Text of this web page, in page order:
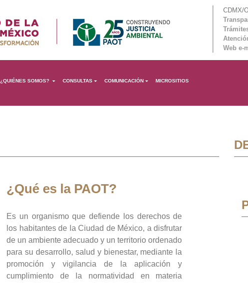
CDMX/
Web e-
¿QUIÉNES SOMOS? CONSULTAS COMUNICACIÓN MICROSITIOS
¿Qué es la PAOT?
Es un organismo que defiende los derechos de
los habitantes de la Ciudad de México, a disfrutar
de un ambiente adecuado y un territorio ordenado
para su desarrollo, salud y bienestar, mediante la
promoción y vigilancia de la aplicación y
cumplimiento de la normatividad en materia